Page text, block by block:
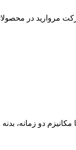
مروارید در
معمولاً اولین و بهترین راه‌حل است. این